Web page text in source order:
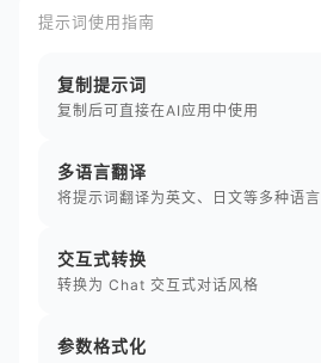
提示词使用指南
复制提示词
复制后可直接在AI应用中使用
多语言翻译
将提示词翻译为英文、日文等多种语言
交互式转换
转换为 Chat 交互式对话风格
参数格式化